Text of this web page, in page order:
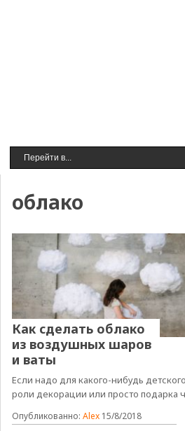
облако
Как сделать облако
из воздушных шаров
и ваты
Если надо для какого-нибудь
роли декорации или просто подарка
Опубликованно: Alex 15/8/2018